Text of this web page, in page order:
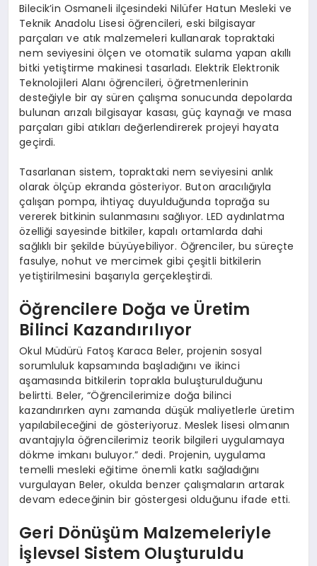
Bilecik’in Osmaneli ilçesindeki Nilüfer Hatun Mesleki ve
Teknik Anadolu Lisesi öğrencileri, eski bilgisayar
parçaları ve atık malzemeleri kullanarak topraktaki
nem seviyesini ölçen ve otomatik sulama yapan akıllı
bitki yetiştirme makinesi tasarladı. Elektrik Elektronik
Teknolojileri Alanı öğrencileri, öğretmenlerinin
desteğiyle bir ay süren çalışma sonucunda depolarda
bulunan arızalı bilgisayar kasası, güç kaynağı ve masa
parçaları gibi atıkları değerlendirerek projeyi hayata
geçirdi.
Tasarlanan sistem, topraktaki nem seviyesini anlık
olarak ölçüp ekranda gösteriyor. Buton aracılığıyla
çalışan pompa, ihtiyaç duyulduğunda toprağa su
vererek bitkinin sulanmasını sağlıyor. LED aydınlatma
özelliği sayesinde bitkiler, kapalı ortamlarda dahi
sağlıklı bir şekilde büyüyebiliyor. Öğrenciler, bu süreçte
fasulye, nohut ve mercimek gibi çeşitli bitkilerin
yetiştirilmesini başarıyla gerçekleştirdi.
Öğrencilere Doğa ve Üretim
Bilinci Kazandırılıyor
Okul Müdürü Fatoş Karaca Beler, projenin sosyal
sorumluluk kapsamında başladığını ve ikinci
aşamasında bitkilerin toprakla buluşturulduğunu
belirtti. Beler, “Öğrencilerimize doğa bilinci
kazandırırken aynı zamanda düşük maliyetlerle üretim
yapılabileceğini de gösteriyoruz. Meslek lisesi olmanın
avantajıyla öğrencilerimiz teorik bilgileri uygulamaya
dökme imkanı buluyor.” dedi. Projenin, uygulama
temelli mesleki eğitime önemli katkı sağladığını
vurgulayan Beler, okulda benzer çalışmaların artarak
devam edeceğinin bir göstergesi olduğunu ifade etti.
Geri Dönüşüm Malzemeleriyle
İşlevsel Sistem Oluşturuldu